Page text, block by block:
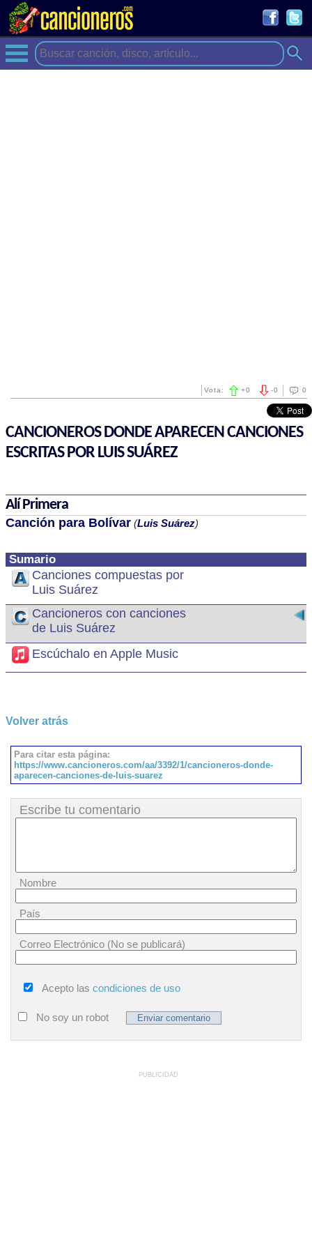
0
-0
Vota: +0
CANCIONEROS DONDE APARECEN CANCIONES
ESCRITAS POR LUIS SUÁREZ
Sumario
Canciones compuestas por
Luis Suárez
Cancioneros con canciones
de Luis Suárez
Escúchalo en Apple Music
Alí Primera
Canción para Bolívar (Luis Suárez)
Volver atrás
Para citar esta página:
https://www.cancioneros.com/aa/3392/1/cancioneros-donde-
aparecen-canciones-de-luis-suarez
Escribe tu comentario
Nombre
País
Correo Electrónico (No se publicará)
Acepto las condiciones de uso
No soy un robot
PUBLICIDAD